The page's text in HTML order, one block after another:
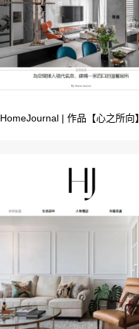
HomeJournal | 作品【心之所向